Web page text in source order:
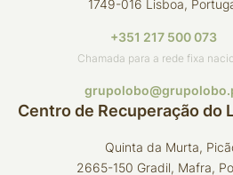
1749-016 Lisboa,
+351 217 500 073
Chamada para a rede fixa
Centro de Recuperação do
Quinta da Murta,
2665-150 Gradil, Mafra,